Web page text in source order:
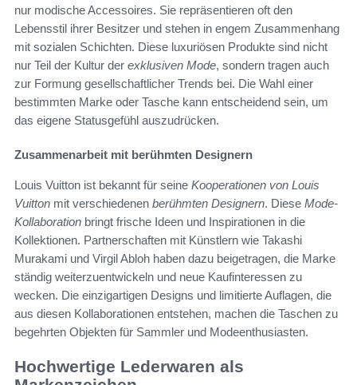
nur modische Accessoires. Sie repräsentieren oft den
Lebensstil ihrer Besitzer und stehen in engem Zusammenhang
mit sozialen Schichten. Diese luxuriösen Produkte sind nicht
nur Teil der Kultur der exklusiven Mode, sondern tragen auch
zur Formung gesellschaftlicher Trends bei. Die Wahl einer
bestimmten Marke oder Tasche kann entscheidend sein, um
das eigene Statusgefühl auszudrücken.
Zusammenarbeit mit berühmten Designern
Louis Vuitton ist bekannt für seine Kooperationen von Louis
Vuitton mit verschiedenen berühmten Designern. Diese Mode-
Kollaboration bringt frische Ideen und Inspirationen in die
Kollektionen. Partnerschaften mit Künstlern wie Takashi
Murakami und Virgil Abloh haben dazu beigetragen, die Marke
ständig weiterzuentwickeln und neue Kaufinteressen zu
wecken. Die einzigartigen Designs und limitierte Auflagen, die
aus diesen Kollaborationen entstehen, machen die Taschen zu
begehrten Objekten für Sammler und Modeenthusiasten.
Hochwertige Lederwaren als